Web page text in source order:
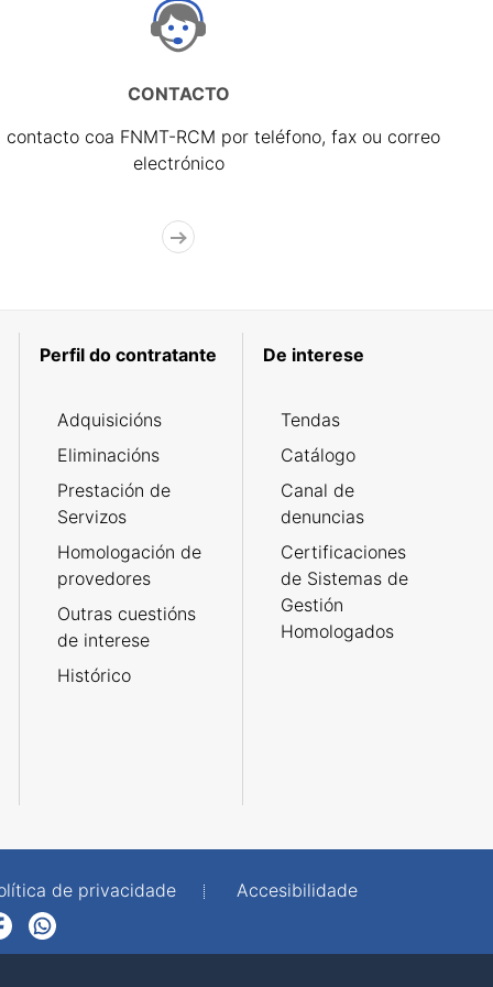
CONTACTO
contacto coa FNMT-RCM por teléfono, fax ou correo
electrónico
Perfil do contratante
Adquisicións
Eliminacións
Prestación de
Servizos
Homologación de
provedores
Outras cuestións
de interese
Histórico
De interese
Tendas
Catálogo
Canal de
denuncias
Certificaciones
de Sistemas de
Gestión
Homologados
de privacidade
Accesibilidade